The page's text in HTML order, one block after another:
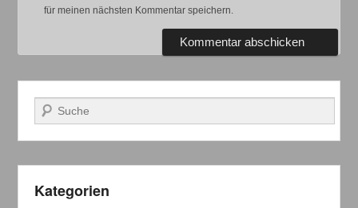
für meinen nächsten Kommentar speichern.
Suchen
Kategorien